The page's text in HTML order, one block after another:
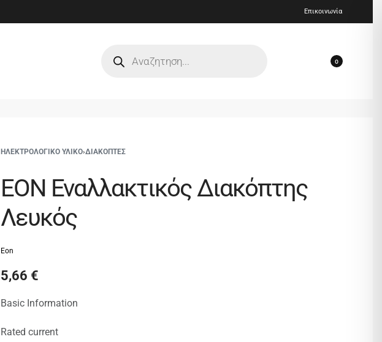
Επικοινωνία
0
ΗΛΕΚΤΡΟΛΟΓΙΚΟ ΥΛΙΚΟ›ΔΙΑΚΟΠΤΕΣ
EON Εναλλακτικός Διακόπτης
Λευκός
Eon
5,66 €
Basic Information
Rated current